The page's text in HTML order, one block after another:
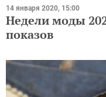
14 января 2020, 15:00
Недели моды
показов